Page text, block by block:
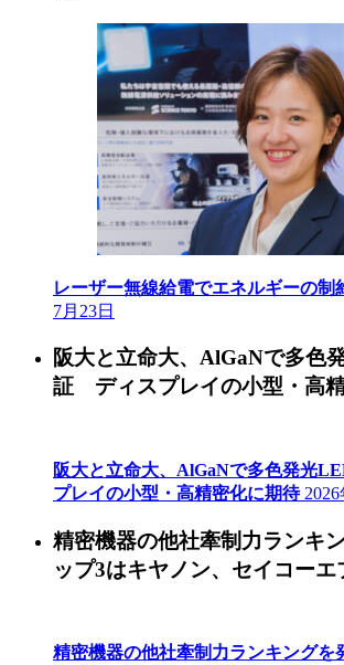
レーザー無線給電でエネルギーの制
7月23日
阪大と立命大、AlGaNで多色
証 ディスプレイの小型・高
阪大と立命大、AlGaNで多色発光
プレイの小型・高精密化に期待
精密機器の他社牽制力ランキ
ップ3はキヤノン、セイコー
精密機器の他社牽制力ランキング